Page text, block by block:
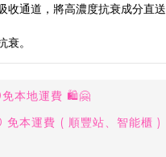
收通道，將高濃度抗衰成分直送
。
本地運費 🛍🤗
本運費 ( 順豐站、智能櫃 )